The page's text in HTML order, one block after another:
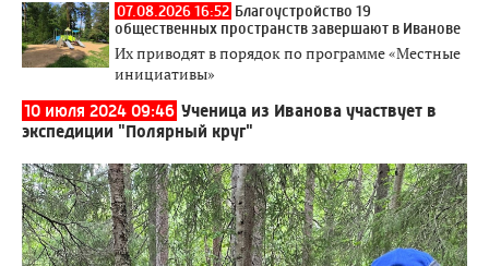
07.08.2026 16:52 Благоустройство 19
общественных пространств завершают в Иванове
Их приводят в порядок по программе «Местные
инициативы»
10 июля 2024 09:46 Ученица из Иванова участвует в
экспедиции "Полярный круг"